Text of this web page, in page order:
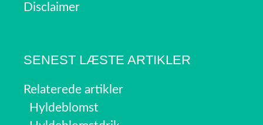
Disclaimer
SENEST LÆSTE ARTIKLER
Relaterede artikler
Hyldeblomst